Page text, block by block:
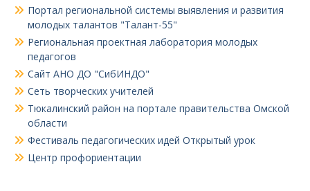
Портал региональной системы выявления и развития
молодых талантов "Талант-55"
Региональная проектная лаборатория молодых
педагогов
Сайт АНО ДО "СибИНДО"
Сеть творческих учителей
Тюкалинский район на портале правительства Омской
области
Фестиваль педагогических идей Открытый урок
Центр профориентации